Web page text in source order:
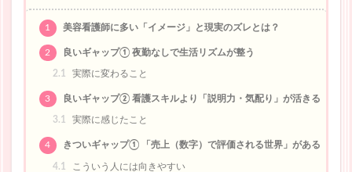
1 美容看護師に多い「イメージ」と現実のズレとは？
2 良いギャップ① 夜勤なしで生活リズムが整う
2.1 実際に変わること
3 良いギャップ② 看護スキルより「説明力・気配り」が活きる
3.1 実際に感じたこと
4 きついギャップ① 「売上（数字）で評価される世界」がある
4.1 こういう人には向きやすい